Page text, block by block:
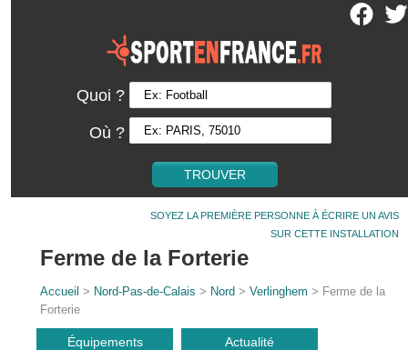
Quoi ?
Où ?
SOYEZ LA PREMIÈRE PERSONNE À ÉCRIRE UN AVIS
SUR CETTE INSTALLATION
Ferme de la Forterie
Accueil > Nord-Pas-de-Calais > Nord >Verlinghem > Ferme de la
Forterie
Équipements Actualité